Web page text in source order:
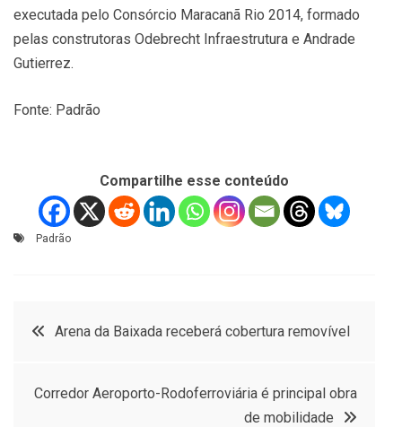
executada pelo Consórcio Maracanã Rio 2014, formado
pelas construtoras Odebrecht Infraestrutura e Andrade
Gutierrez.
Fonte: Padrão
Compartilhe esse conteúdo
Padrão
Navegação
Arena da Baixada receberá cobertura removível
Corredor Aeroporto-Rodoferroviária é principal obra
de mobilidade